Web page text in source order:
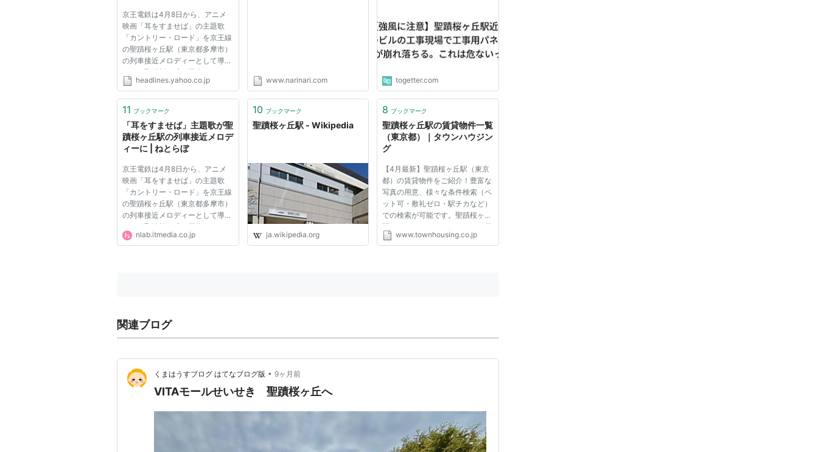
京王電鉄は4月8日から、アニメ
映画「耳をすませば」の主題歌
「カントリー・ロード」を京王線
の聖蹟桜ヶ丘駅（東京都多摩市）
の列車接近メロディーとして導入
する。聖蹟桜ヶ丘は同作のモデル
地とされており、“聖地巡礼”に来
地元商店街で構成する桜ヶ丘商店
会連合会などは、駅周辺で映画
の...
headlines.yahoo.co.jp www.narinari.com togetter.com
11 ブックマーク
「耳をすませば」主題歌が聖
蹟桜ヶ丘駅の列車接近メロデ
ィーに | ねとらぼ
京王電鉄は4月8日から、アニメ
映画「耳をすませば」の主題歌
「カントリー・ロード」を京王線
の聖蹟桜ヶ丘駅（東京都多摩市）
の列車接近メロディーとして導入
する。聖蹟桜ヶ丘は同作のモデル
地とされており、“聖地巡礼”に来
nlab.itmedia.co.jp
10 ブックマーク
聖蹟桜ヶ丘駅 - Wikipedia
ja.wikipedia.org
8 ブックマーク
聖蹟桜ヶ丘駅の賃貸物件一覧
（東京都）｜タウンハウジン
グ
【4月最新】聖蹟桜ヶ丘駅（東京
都）の賃貸物件をご紹介！豊富な
写真の用意、様々な条件検索（ペ
ット可・敷礼ゼロ・駅チカなど）
での検索が可能です。聖蹟桜ヶ丘
駅のマンション・アパート・一戸
建ての賃貸・お部屋探しなら、タ
www.townhousing.co.jp
関連ブログ
くまはうすブログ はてなブログ版 • 9ヶ月前
VITAモールせいせき 聖蹟桜ヶ丘へ